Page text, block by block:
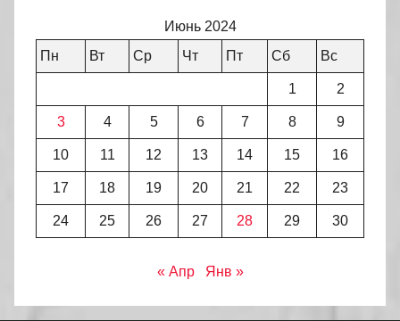
Июнь 2024
Пн
Вт Ср Чт Пт Сб Вс
1 2
3 4 5 6 7 8 9
10 11 12 13 14 15 16
17 18 19 20 21 22 23
24 25 26 27 28 29 30
« Апр Янв »